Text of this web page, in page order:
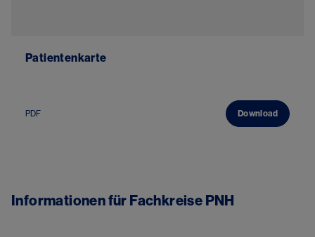
Patientenkarte
PDF Download
Informationen für Fachkreise PNH